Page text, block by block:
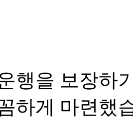
행을 보장하
하게 마련했